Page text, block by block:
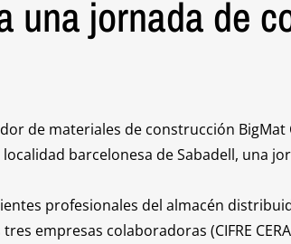
una jornada de
de materiales de construcción BigMat
barcelonesa de Sabadell, una
profesionales del almacén
empresas colaboradoras (CIFRE